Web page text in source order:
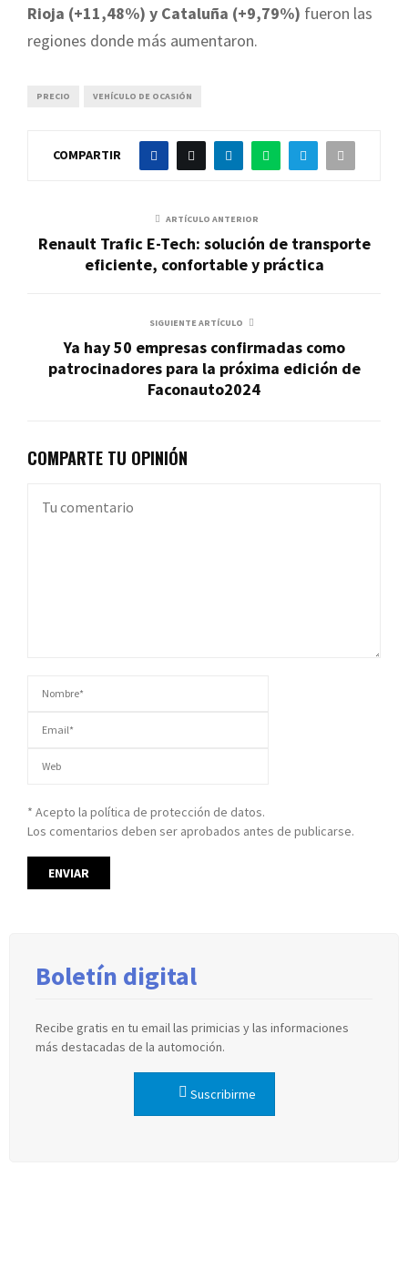
Rioja (+11,48%) y Cataluña (+9,79%) fueron las
regiones donde más aumentaron.
PRECIO VEHÍCULO DE OCASIÓN
COMPARTIR
ARTÍCULO ANTERIOR
Renault Trafic E-Tech: solución de transporte
eficiente, confortable y práctica
SIGUIENTE ARTÍCULO
Ya hay 50 empresas confirmadas como
patrocinadores para la próxima edición de
Faconauto2024
COMPARTE TU OPINIÓN
* Acepto la política de protección de datos.
Los comentarios deben ser aprobados antes de publicarse.
Boletín digital
Recibe gratis en tu email las primicias y las informaciones
más destacadas de la automoción.
Suscribirme